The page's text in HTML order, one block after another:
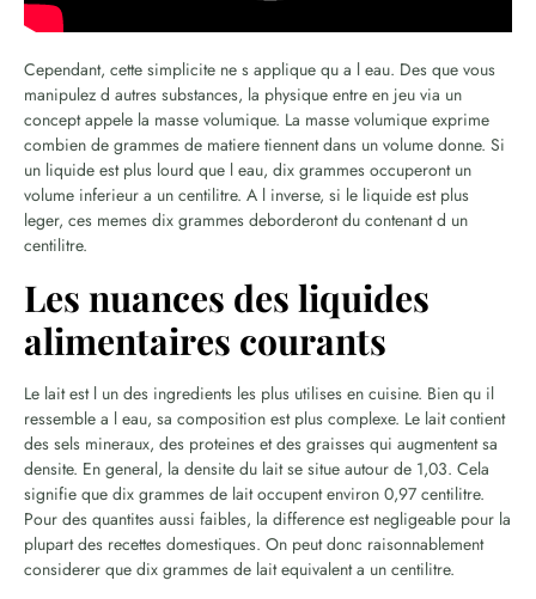
Cependant, cette simplicite ne s applique qu a l eau. Des que vous
manipulez d autres substances, la physique entre en jeu via un
concept appele la masse volumique. La masse volumique exprime
combien de grammes de matiere tiennent dans un volume donne. Si
un liquide est plus lourd que l eau, dix grammes occuperont un
volume inferieur a un centilitre. A l inverse, si le liquide est plus
leger, ces memes dix grammes deborderont du contenant d un
centilitre.
Les nuances des liquides
alimentaires courants
Le lait est l un des ingredients les plus utilises en cuisine. Bien qu il
ressemble a l eau, sa composition est plus complexe. Le lait contient
des sels mineraux, des proteines et des graisses qui augmentent sa
densite. En general, la densite du lait se situe autour de 1,03. Cela
signifie que dix grammes de lait occupent environ 0,97 centilitre.
Pour des quantites aussi faibles, la difference est negligeable pour la
plupart des recettes domestiques. On peut donc raisonnablement
considerer que dix grammes de lait equivalent a un centilitre.